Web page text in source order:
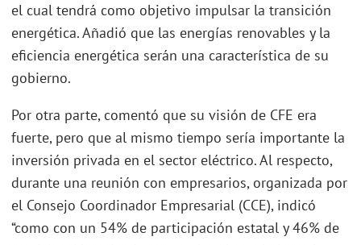
el cual tendrá como objetivo impulsar la transición
energética. Añadió que las energías renovables y la
eficiencia energética serán una característica de su
gobierno.
Por otra parte, comentó que su visión de CFE era
fuerte, pero que al mismo tiempo sería importante la
inversión privada en el sector eléctrico. Al respecto,
durante una reunión con empresarios, organizada por
el Consejo Coordinador Empresarial (CCE), indicó
“como con un 54% de participación estatal y 46% de